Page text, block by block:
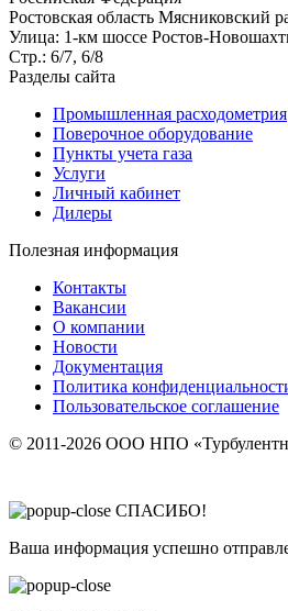
Ростовская область Мясниковский
Улица: 1-км шоссе Ростов-
Стр.: 6/7, 6/8
Разделы сайта
Промышленная расходометрия
Поверочное оборудование
Пункты учета газа
Услуги
Личный кабинет
Дилеры
Полезная информация
Контакты
Вакансии
О компании
Новости
Документация
Политика
Пользовательское соглашение
© 2011-2026 ООО НПО
СПАСИБО!
Ваша информация успешно